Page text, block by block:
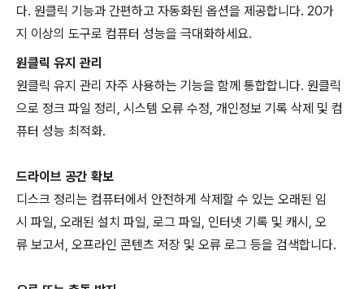
다. 원클릭 기능과 간편하고 자동화된 옵션을 제공합니다. 20가
지 이상의 도구로 컴퓨터 성능을 극대화하세요.
원클릭 유지 관리
원클릭 유지 관리 자주 사용하는 기능을 함께 통합합니다. 원클릭
으로 정크 파일 정리, 시스템 오류 수정, 개인정보 기록 삭제 및 컴
퓨터 성능 최적화.
드라이브 공간 확보
디스크 정리는 컴퓨터에서 안전하게 삭제할 수 있는 오래된 임
시 파일, 오래된 설치 파일, 로그 파일, 인터넷 기록 및 캐시, 오
류 보고서, 오프라인 콘텐츠 저장 및 오류 로그 등을 검색합니다.